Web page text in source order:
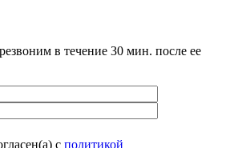
в течение 30 мин. после ее
с политикой